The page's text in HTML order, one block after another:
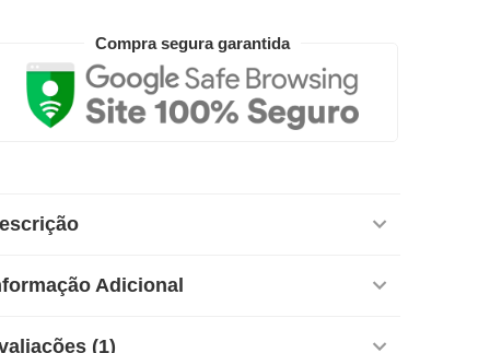
Compra segura garantida
Adicional
(1)